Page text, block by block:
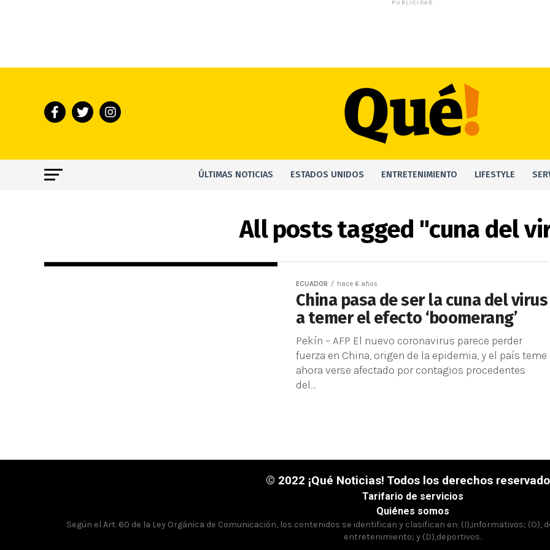
PUBLICIDAD
ÚLTIMAS NOTICIAS ESTADOS UNIDOS ENTRETENIMIENTO LIFESTYLE
All posts tagged "cuna del
ECUADOR hace 6 años
China pasa de ser la cuna del virus
a temer el efecto ‘boomerang’
Pekín – AFP El nuevo coronavirus parece perder
fuerza en China, origen de la epidemia, y el país teme
ahora verse afectado por contagios procedentes
del...
© 2022 ¡Qué Noticias! Todos los derechos
Tarifario de servicios
Quiénes somos
Según el Art. 60 de la Ley Orgánica de Comunicación, los contenidos se identifican y clasifican en: (I),informativos;
entretenimiento; y (D),deportivos.